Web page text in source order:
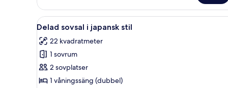
Shared
Dorm
Couple
Öppna
alla
foton
för
Delad
sovsal
Ett litet rum med en säng, en
6
Delad sovsal i japansk stil
22 kvadratmeter
1 sovrum
2 sovplatser
1 våningssäng (dubbel)